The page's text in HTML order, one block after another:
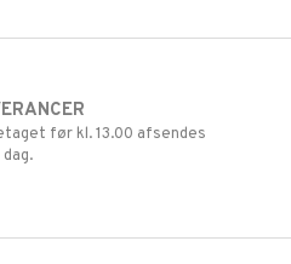
før kl. 13.00 afsendes